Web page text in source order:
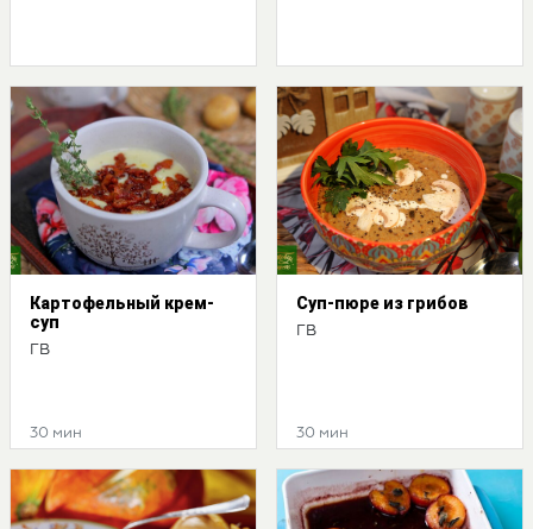
Картофельный крем-
суп
ГВ
30 мин
Суп-пюре из грибов
ГВ
30 мин